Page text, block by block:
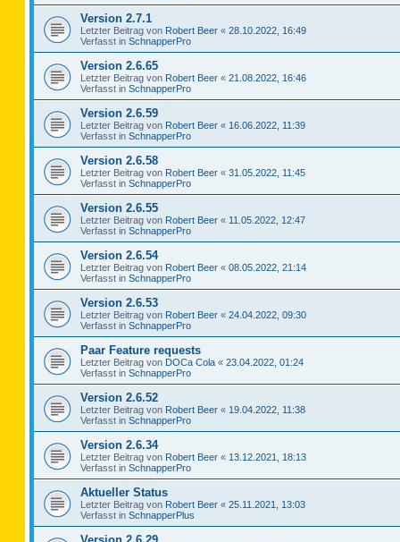
Version 2.7.1
Letzter Beitrag von Robert Beer « 28.10.2022, 16:49
Verfasst in SchnapperPro
Version 2.6.65
Letzter Beitrag von Robert Beer « 21.08.2022, 16:46
Verfasst in SchnapperPro
Version 2.6.59
Letzter Beitrag von Robert Beer « 16.06.2022, 11:39
Verfasst in SchnapperPro
Version 2.6.58
Letzter Beitrag von Robert Beer « 31.05.2022, 11:45
Verfasst in SchnapperPro
Version 2.6.55
Letzter Beitrag von Robert Beer « 11.05.2022, 12:47
Verfasst in SchnapperPro
Version 2.6.54
Letzter Beitrag von Robert Beer « 08.05.2022, 21:14
Verfasst in SchnapperPro
Version 2.6.53
Letzter Beitrag von Robert Beer « 24.04.2022, 09:30
Verfasst in SchnapperPro
Paar Feature requests
Letzter Beitrag von DOCa Cola « 23.04.2022, 01:24
Verfasst in SchnapperPro
Version 2.6.52
Letzter Beitrag von Robert Beer « 19.04.2022, 11:38
Verfasst in SchnapperPro
Version 2.6.34
Letzter Beitrag von Robert Beer « 13.12.2021, 18:13
Verfasst in SchnapperPro
Aktueller Status
Letzter Beitrag von Robert Beer « 25.11.2021, 13:03
Verfasst in SchnapperPlus
Version 2.6.29